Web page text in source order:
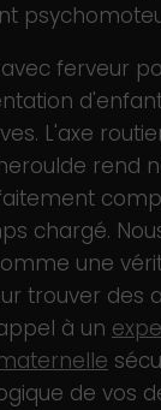
ferveur
L'axe
rend
chargé.
une
trouver des
à un
de vos